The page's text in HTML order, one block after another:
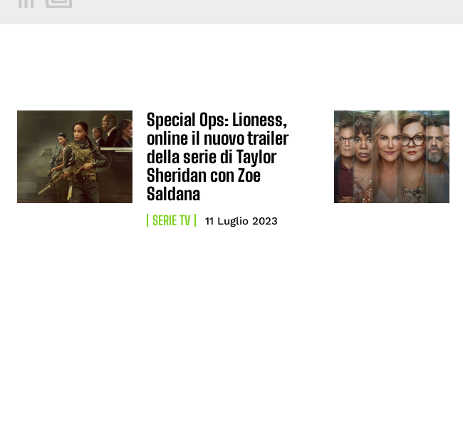
Special Ops: Lioness,
online il nuovo trailer
della serie di Taylor
Sheridan con Zoe
Saldana
SERIE TV 11 Luglio 2023